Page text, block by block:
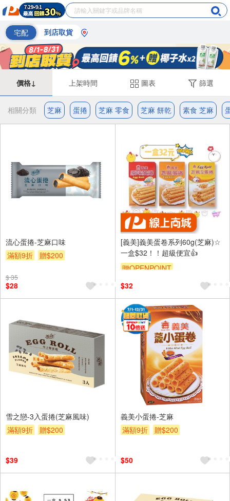
宅配 到店取貨
價格↓ 上架時間 圖表 篩選
相關分類 芝麻 蛋捲 芝麻 零食 芝麻 餅乾 素食 芝麻
流心蛋捲-芝麻口味
滿額9折
贈$200
$ 35
$28
[義美]義美蛋卷系列60g(芝麻)☆
一盒$32！！超級便宜👍
贈OPENPOINT
$32
雪之戀-3入蛋捲(芝麻風味)
滿額9折
贈$200
$39
義美小蛋捲-芝麻
滿額9折
贈$200
$50